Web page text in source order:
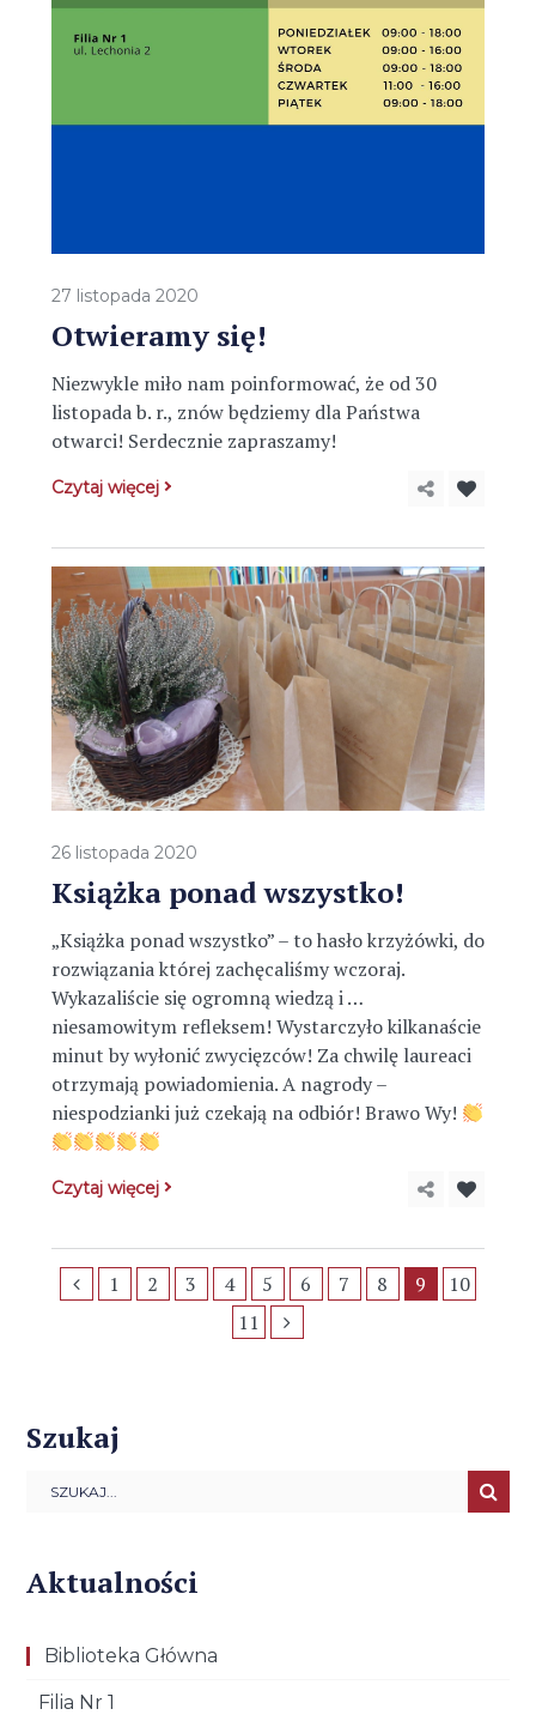
27 listopada 2020
Otwieramy się!
Niezwykle miło nam poinformować, że od 30
listopada b. r., znów będziemy dla Państwa
otwarci! Serdecznie zapraszamy!
Czytaj więcej
26 listopada 2020
Książka ponad wszystko!
„Książka ponad wszystko” – to hasło krzyżówki, do
rozwiązania której zachęcaliśmy wczoraj.
Wykazaliście się ogromną wiedzą i …
niesamowitym refleksem! Wystarczyło kilkanaście
minut by wyłonić zwycięzców! Za chwilę laureaci
otrzymają powiadomienia. A nagrody –
niespodzianki już czekają na odbiór! Brawo Wy!
Czytaj więcej
1 2 3 4 5 6 7 8 9
10
11
Szukaj
Aktualności
Biblioteka Główna
Filia Nr 1